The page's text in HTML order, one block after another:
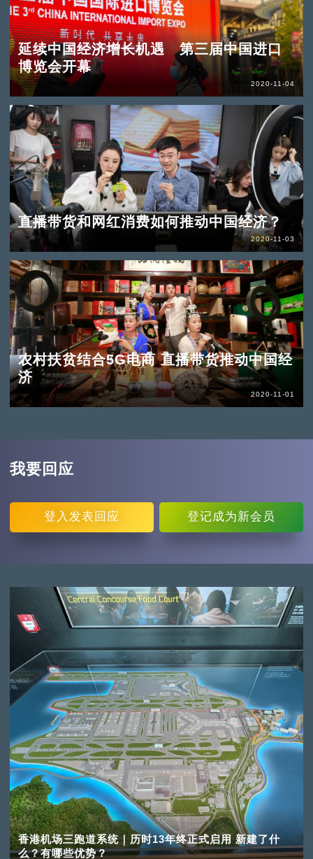
延续中国经济增长机遇 第三届中国进口
博览会开幕
2020-11-04
直播带货和网红消费如何推动中国经济？
2020-11-03
农村扶贫结合5G电商 直播带货推动中国经
济
2020-11-01
我要回应
登入 发表回应 登记成为新会员
香港机场三跑道系统｜历时13年终正式启用 新建了什
么？有哪些优势？